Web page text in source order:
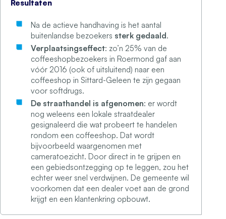
Resultaten
Na de actieve handhaving is het aantal
buitenlandse bezoekers sterk gedaald.
Verplaatsingseffect: zo’n 25% van de
coffeeshopbezoekers in Roermond gaf aan
vóór 2016 (ook of uitsluitend) naar een
coffeeshop in Sittard-Geleen te zijn gegaan
voor softdrugs.
De straathandel is afgenomen: er wordt
nog weleens een lokale straatdealer
gesignaleerd die wat probeert te handelen
rondom een coffeeshop. Dat wordt
bijvoorbeeld waargenomen met
cameratoezicht. Door direct in te grijpen en
een gebiedsontzegging op te leggen, zou het
echter weer snel verdwijnen. De gemeente wil
voorkomen dat een dealer voet aan de grond
krijgt en een klantenkring opbouwt.